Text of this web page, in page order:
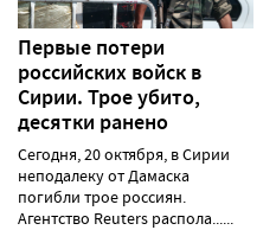
Первые потери
российских войск в
Сирии. Трое убито,
десятки ранено
Сегодня, 20 октября, в Сирии
неподалеку от Дамаска
погибли трое россиян.
Агентство Reuters распола......